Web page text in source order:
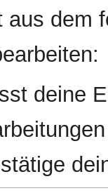
aus dem
deine